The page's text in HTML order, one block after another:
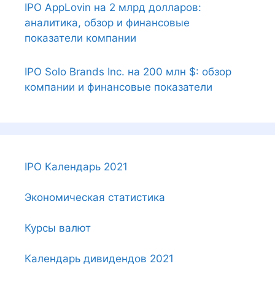
IPO AppLovin на 2 млрд долларов:
аналитика, обзор и финансовые
показатели компании
IPO Solo Brands Inc. на 200 млн $: обзор
компании и финансовые показатели
IPO Календарь 2021
Экономическая статистика
Курсы валют
Календарь дивидендов 2021